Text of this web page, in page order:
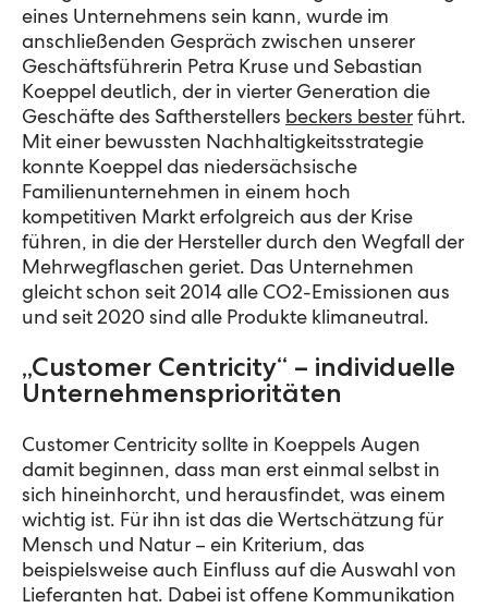
eines Unternehmens sein kann, wurde im
anschließenden Gespräch zwischen unserer
Geschäftsführerin Petra Kruse und Sebastian
Koeppel deutlich, der in vierter Generation die
Geschäfte des Saftherstellers beckers bester führt.
Mit einer bewussten Nachhaltigkeitsstrategie
konnte Koeppel das niedersächsische
Familienunternehmen in einem hoch
kompetitiven Markt erfolgreich aus der Krise
führen, in die der Hersteller durch den Wegfall der
Mehrwegflaschen geriet. Das Unternehmen
gleicht schon seit 2014 alle CO2-Emissionen aus
und seit 2020 sind alle Produkte klimaneutral.
„Customer Centricity“ – individuelle
Unternehmensprioritäten
Customer Centricity sollte in Koeppels Augen
damit beginnen, dass man erst einmal selbst in
sich hineinhorcht, und herausfindet, was einem
wichtig ist. Für ihn ist das die Wertschätzung für
Mensch und Natur – ein Kriterium, das
beispielsweise auch Einfluss auf die Auswahl von
Lieferanten hat. Dabei ist offene Kommunikation